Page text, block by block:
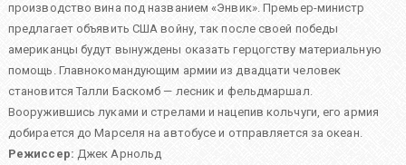
производство вина под названием «Энвик». Премьер-министр
предлагает объявить США войну, так после своей победы
американцы будут вынуждены оказать герцогству материальную
помощь. Главнокомандующим армии из двадцати человек
становится Талли Баскомб — лесник и фельдмаршал.
Вооружившись луками и стрелами и нацепив кольчуги, его армия
добирается до Марселя на автобусе и отправляется за океан.
Режиссер: Джек Арнольд